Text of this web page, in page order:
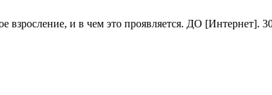
и в чем это проявляется. ДО [Интернет].